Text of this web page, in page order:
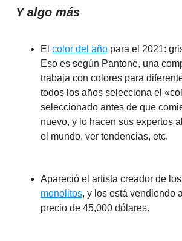
Y algo más
El color del año para el 2021:
Eso es según Pantone, una
trabaja con colores para
todos los años selecciona el
seleccionado antes de que
nuevo, y lo hacen sus expertos
el mundo, ver tendencias, etc.
Apareció el artista creador de
monolitos, y los está vendiendo
precio de 45,000 dólares.